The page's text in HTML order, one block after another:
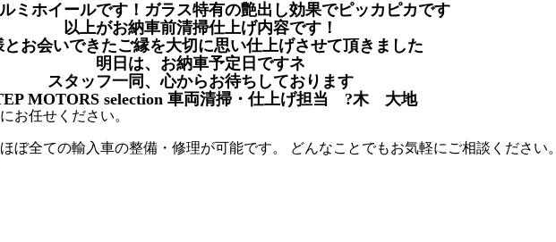
ミホイールです！ガラス特有の艶出し効果でピッカピカです
以上がお納車前清掃仕上げ内容です！
とお会いできたご縁を大切に思い仕上げさせて頂きました
明日は、お納車予定日ですネ
スタッフ一同、心からお待ちしております
MOTORS selection 車両清掃・仕上げ担当 ?木 大地
お任せください。
全ての輸入車の整備・修理が可能です。 どんなことでもお気軽にご相談ください。